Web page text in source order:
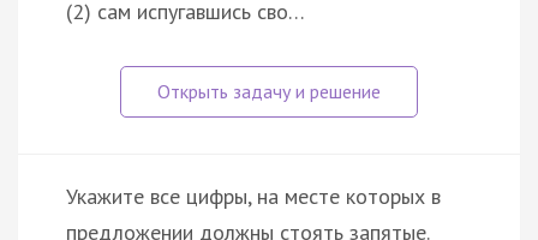
(2) сам испугавшись сво…
Укажите все цифры, на месте которых в
предложении должны стоять запятые.